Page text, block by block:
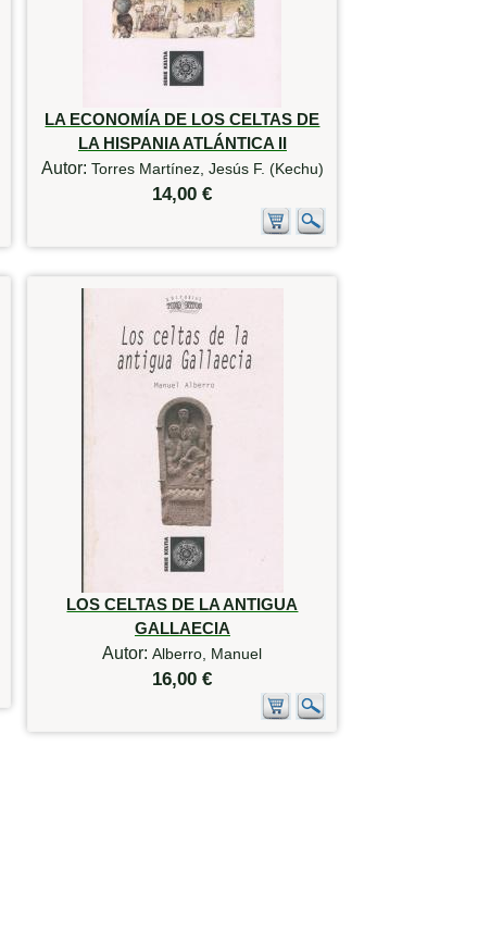
LA ECONOMÍA DE LOS CELTAS DE
LA HISPANIA ATLÁNTICA II
Autor: Torres Martínez, Jesús F. (Kechu)
14,00 €
LOS CELTAS DE LA ANTIGUA
GALLAECIA
Autor:Alberro, Manuel
16,00 €